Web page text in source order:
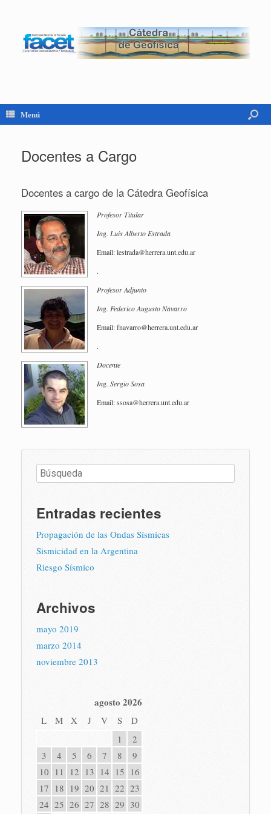
Menú
Docentes a Cargo
Do­cen­tes a cargo de la Cá­te­dra Geo­fí­si­ca
Pro­fe­sor Ti­tu­lar
Ing. Luis Al­ber­to Es­tra­da
Email: les­tra­da@​herrera.​unt.​edu.​ar
.
Pro­fe­sor Ad­jun­to
Ing. Fe­de­ri­co Au­gus­to Na­va­rro
Email: fna­va­rro@​herrera.​unt.​edu.​ar
.
Do­cen­te
Ing. Ser­gio Sosa
Email: ssosa@​herrera.​unt.​edu.​ar
Entradas recientes
Propagación de las Ondas Sísmicas
Sismicidad en la Argentina
Riesgo Sísmico
Archivos
mayo 2019
marzo 2014
noviembre 2013
agosto 2026
L M X J V S
D
1
2
3
4 5 6 7 8
9
10 11 12 13 14 15 16
17 18 19 20 21 22 23
24 25 26 27 28 29 30